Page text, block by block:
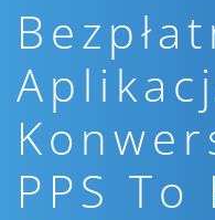
PPS To